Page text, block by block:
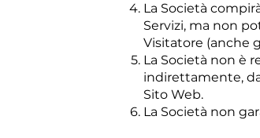
La Società
Servizi, ma non
Visitatore (anche
La Società non è
indirettamente,
Sito Web.
La Società non